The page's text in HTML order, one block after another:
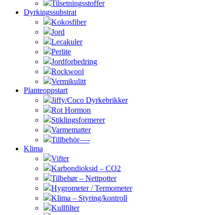
Tilsetningsstoffer
Dyrkingssubstrat
Kokosfiber
Jord
Lecakuler
Perlite
Jordforbedring
Rockwool
Vermikulitt
Planteoppstart
Jiffy/Coco Dyrkebrikker
Rot Hormon
Stiklingsformerer
Varmematter
Tillbehör—-
Klima
Vifter
Karbondioksid – CO2
Tilbehør – Nettpotter
Hygrometer / Termometer
Klima – Styring/kontroll
Kullfilter